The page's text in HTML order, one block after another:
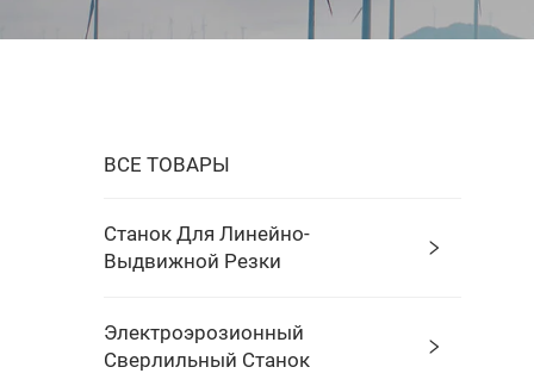
ВСЕ ТОВАРЫ
Станок Для Линейно-
Выдвижной Резки
Электроэрозионный
Сверлильный Станок